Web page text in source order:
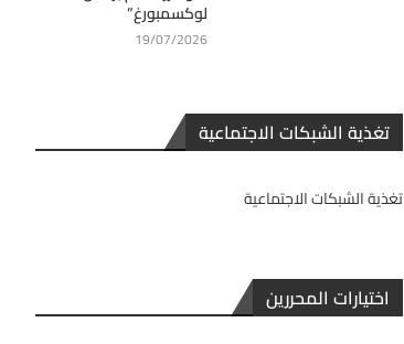
لوكسمبورغ”
19/07/2026
تغذية الشبكات الاجتماعية
تغذية الشبكات الاجتماعية
اختيارات المحررين